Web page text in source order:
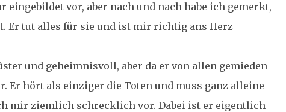
eingebildet vor, aber nach und nach habe ich gemerkt,
Er tut alles für sie und ist mir richtig ans Herz
und geheimnisvoll, aber da er von allen gemieden
Er hört als einziger die Toten und muss ganz alleine
mir ziemlich schrecklich vor. Dabei ist er eigentlich